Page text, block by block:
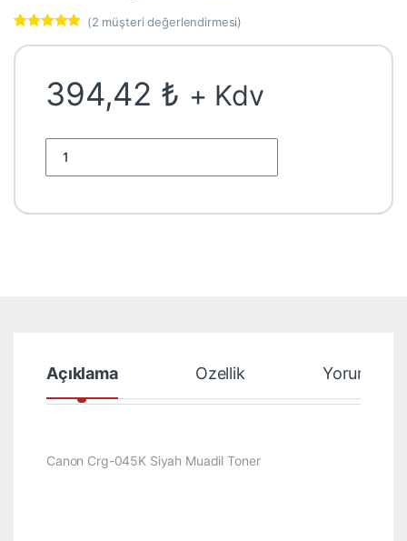
puanına
puan
(2 müşteri değerlendirmesi)
394,42 ₺ + Kdv
Açıklama Özellik Yorumlar
Canon Crg-045K Siyah Muadil Toner